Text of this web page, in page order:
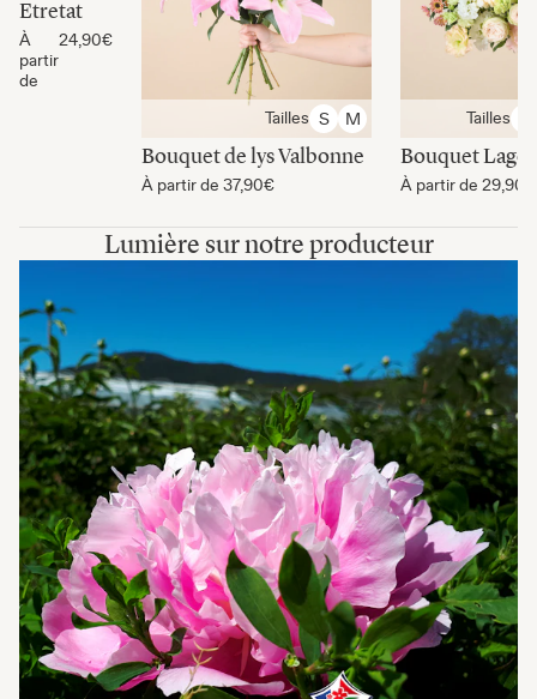
Etretat
À
partir
de
24,90€
Tailles S M
Bouquet de lys Valbonne
À partir de 37,90€
Tailles
Bouquet Lago
À partir de 29,90€
Lumière sur notre producteur